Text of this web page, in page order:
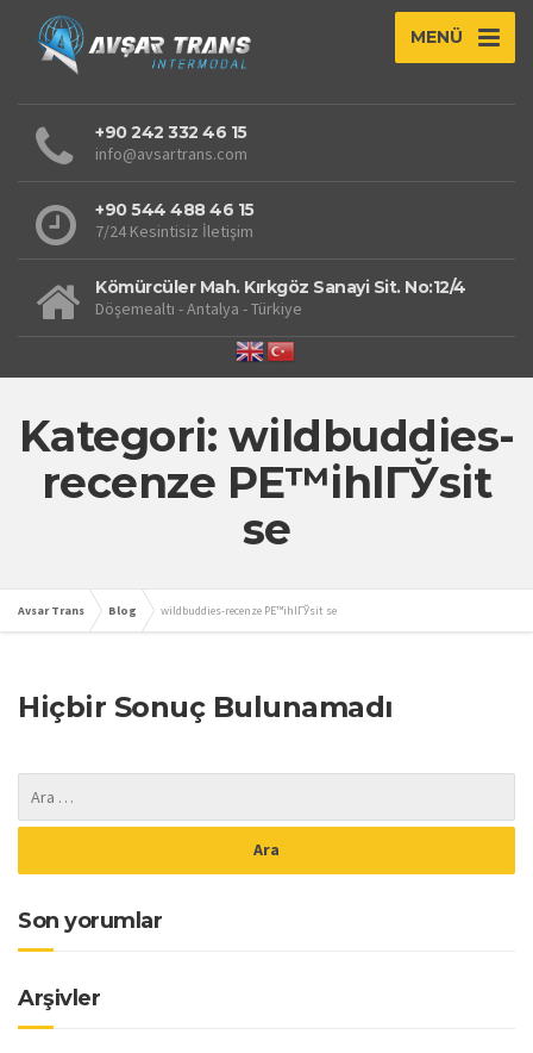
MENÜ
+90 242 332 46 15
info@avsartrans.com
+90 544 488 46 15
7/24 Kesintisiz İletişim
Kömürcüler Mah. Kırkgöz Sanayi Sit. No:12/4
Döşemealtı - Antalya - Türkiye
Kategori: wildbuddies-
recenze PЕ™ihlГЎsit
se
Avsar Trans Blog wildbuddies-recenze PЕ™ihlГЎsit se
Hiçbir Sonuç Bulunamadı
Son yorumlar
Arşivler